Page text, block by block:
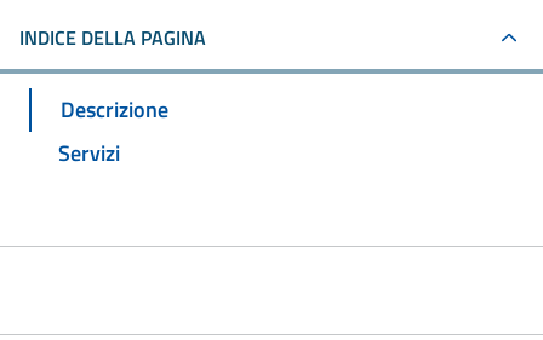
INDICE DELLA PAGINA
Descrizione
Servizi